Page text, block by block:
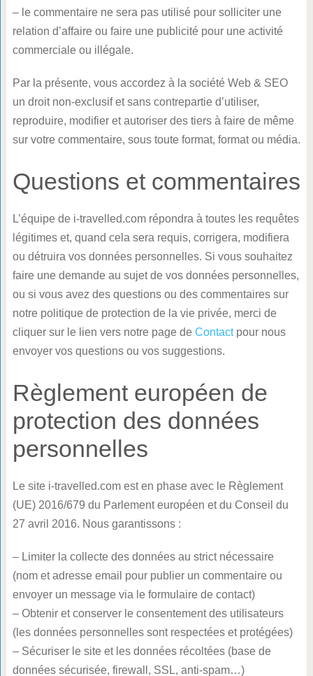
– le commentaire ne sera pas utilisé pour solliciter une
relation d’affaire ou faire une publicité pour une activité
commerciale ou illégale.
Par la présente, vous accordez à la société Web & SEO
un droit non-exclusif et sans contrepartie d’utiliser,
reproduire, modifier et autoriser des tiers à faire de même
sur votre commentaire, sous toute format, format ou média.
Questions et commentaires
L’équipe de i-travelled.com répondra à toutes les requêtes
légitimes et, quand cela sera requis, corrigera, modifiera
ou détruira vos données personnelles. Si vous souhaitez
faire une demande au sujet de vos données personnelles,
ou si vous avez des questions ou des commentaires sur
notre politique de protection de la vie privée, merci de
cliquer sur le lien vers notre page de Contactpour nous
envoyer vos questions ou vos suggestions.
Règlement européen de
protection des données
personnelles
Le site i-travelled.com est en phase avec le Règlement
(UE) 2016/679 du Parlement européen et du Conseil du
27 avril 2016. Nous garantissons :
– Limiter la collecte des données au strict nécessaire
(nom et adresse email pour publier un commentaire ou
envoyer un message via le formulaire de contact)
– Obtenir et conserver le consentement des utilisateurs
(les données personnelles sont respectées et protégées)
– Sécuriser le site et les données récoltées (base de
données sécurisée, firewall, SSL, anti-spam…)